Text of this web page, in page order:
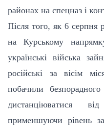
районах на спецназ і
Після того, як 6 серпня
на Курському
українські війська
російські за вісім
побачили
дистанціюватися
применшуючи рівень